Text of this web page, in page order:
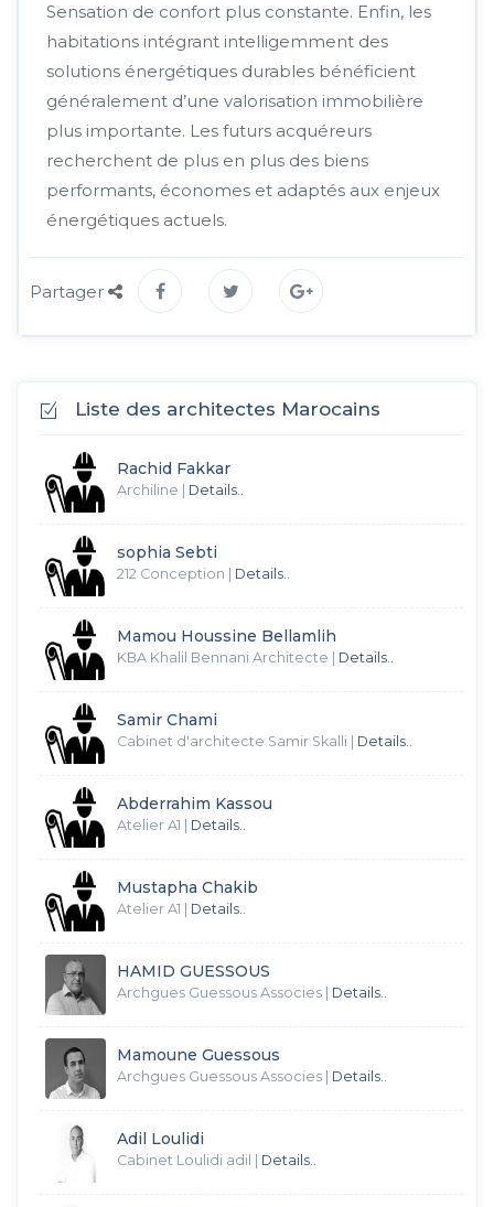
Sensation de confort plus constante. Enfin, les
habitations intégrant intelligemment des
solutions énergétiques durables bénéficient
généralement d’une valorisation immobilière
plus importante. Les futurs acquéreurs
recherchent de plus en plus des biens
performants, économes et adaptés aux enjeux
énergétiques actuels.
Partager
Liste des architectes Marocains
Rachid Fakkar
Archiline Details..
sophia Sebti
212 Conception Details..
Mamou Houssine Bellamlih
KBA Khalil Bennani Architecte Details..
Samir Chami
Cabinet d'architecte Samir Skalli Details..
Abderrahim Kassou
Atelier A1 Details..
Mustapha Chakib
Atelier A1 Details..
HAMID GUESSOUS
Archgues Guessous Associes Details..
Mamoune Guessous
Archgues Guessous Associes Details..
Adil Loulidi
Cabinet Loulidi adil Details..